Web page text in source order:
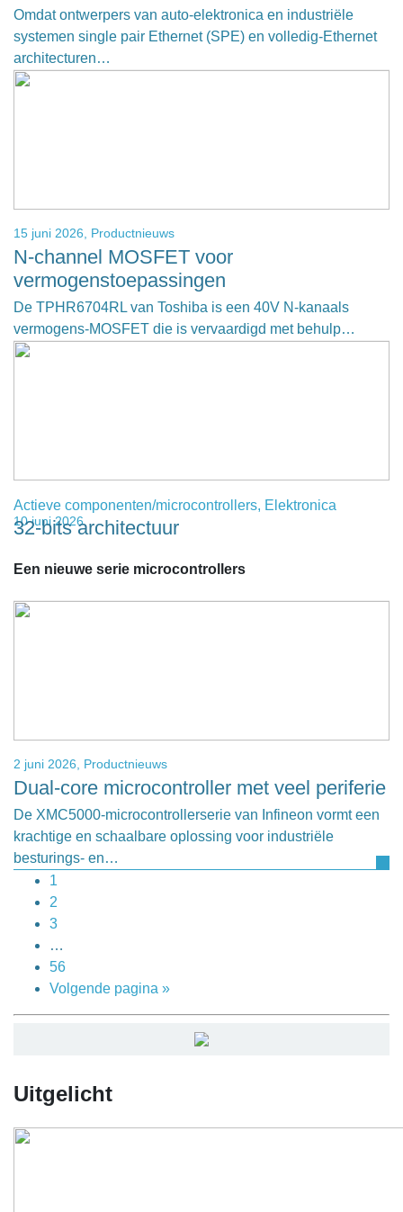
Omdat ontwerpers van auto-elektronica en industriële
systemen single pair Ethernet (SPE) en volledig-Ethernet
architecturen…
15 juni 2026, Productnieuws
N-channel MOSFET voor
vermogenstoepassingen
De TPHR6704RL van Toshiba is een 40V N-kanaals
vermogens-MOSFET die is vervaardigd met behulp…
Actieve componenten/microcontrollers, Elektronica
10 juni 2026
32-bits architectuur
Een nieuwe serie microcontrollers
2 juni 2026, Productnieuws
Dual-core microcontroller met veel periferie
De XMC5000-microcontrollerserie van Infineon vormt een
krachtige en schaalbare oplossing voor industriële
besturings- en…
1
2
3
…
56
Volgende pagina »
Uitgelicht